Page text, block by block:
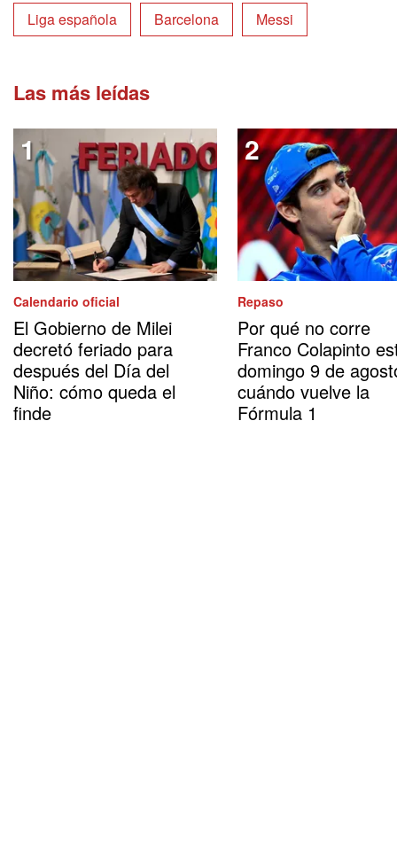
Liga española Barcelona Messi
Las más leídas
Calendario oficial
El Gobierno de Milei
decretó feriado para
después del Día del
Niño: cómo queda el
finde
Repaso
Por qué no corre
Franco Colapinto
domingo 9 de
cuándo vuelve la
Fórmula 1